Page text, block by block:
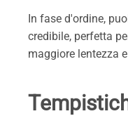
In fase d'ordine,
credibile, perfetta
maggiore lentezza